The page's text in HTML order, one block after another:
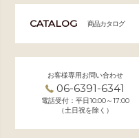
CATALOG 商品カタログ
お客様専用お問い合わせ
06-6391-6341
電話受付：平日10:00～17:00
（土日祝を除く）